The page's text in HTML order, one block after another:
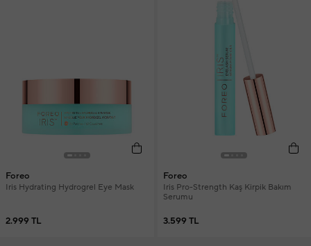
Foreo
Iris Hydrating Hydrogrel Eye Mask
2.999 TL
Foreo
Iris Pro-Strength Kaş Kirpik Bakım
Serumu
3.599 TL